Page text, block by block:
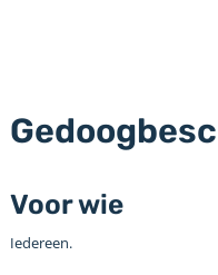
Voor wie
Iedereen.